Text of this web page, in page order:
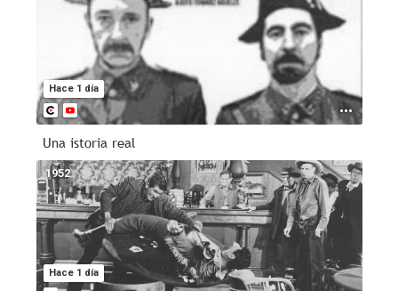
Hace 1 día
Una istoria real
--
Hace 1 día
1952